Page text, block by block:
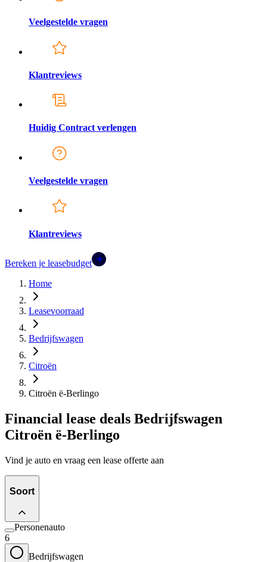
Veelgestelde vragen
Klantreviews
Huidig Contract verlengen
Veelgestelde vragen
Klantreviews
Bereken je leasebudget
Home
Leasevoorraad
Bedrijfswagen
Citroën
Citroën ë-Berlingo
Financial lease deals Bedrijfswagen
Citroën ë-Berlingo
Vind je auto en vraag een lease offerte aan
Soort
Personenauto
6
Bedrijfswagen